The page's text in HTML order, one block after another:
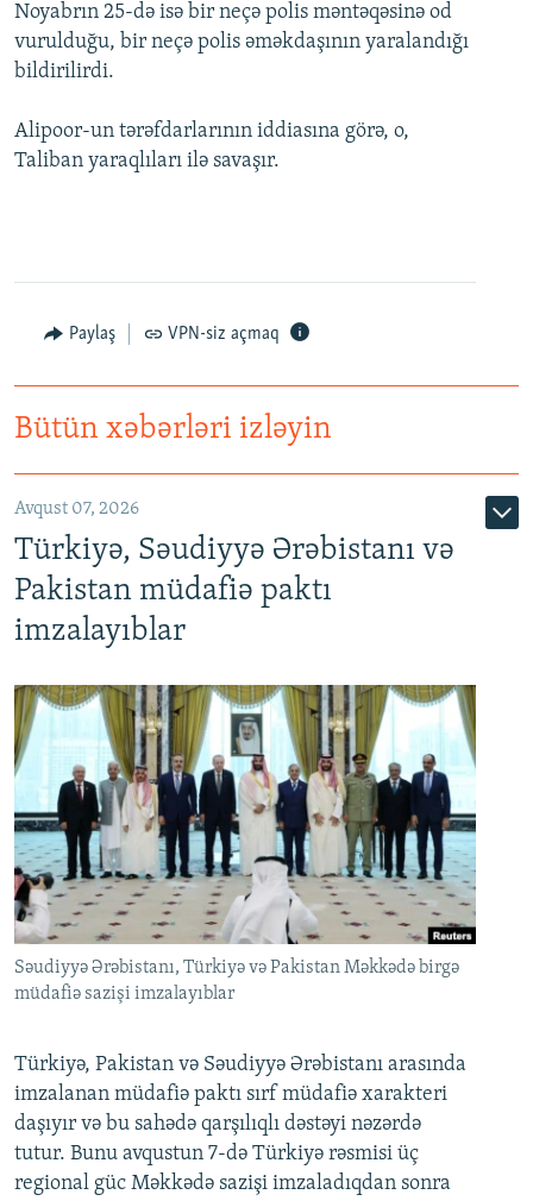
Noyabrın 25-də isə bir neçə polis məntəqəsinə od
vurulduğu, bir neçə polis əməkdaşının yaralandığı
bildirilirdi.
Alipoor-un tərəfdarlarının iddiasına görə, o,
Taliban yaraqlıları ilə savaşır.
Paylaş VPN-siz açmaq
Bütün xəbərləri izləyin
Avqust 07, 2026
Türkiyə, Səudiyyə Ərəbistanı və
Pakistan müdafiə paktı
imzalayıblar
Səudiyyə Ərəbistanı, Türkiyə və Pakistan Məkkədə birgə
müdafiə sazişi imzalayıblar
Türkiyə, Pakistan və Səudiyyə Ərəbistanı arasında
imzalanan müdafiə paktı sırf müdafiə xarakteri
daşıyır və bu sahədə qarşılıqlı dəstəyi nəzərdə
tutur. Bunu avqustun 7-də Türkiyə rəsmisi üç
regional güc Məkkədə sazişi imzaladıqdan sonra